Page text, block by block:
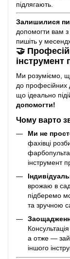
підлягають.
Залишилися
допомогти вам
пишіть у
🤝
інструмент
Ми розуміємо,
до професійних
що ідеально
допомогти!
Чому варто
Ми не
фахівці
інструмент
врожаю в
підберемо
та зручною
а отже —
іншого